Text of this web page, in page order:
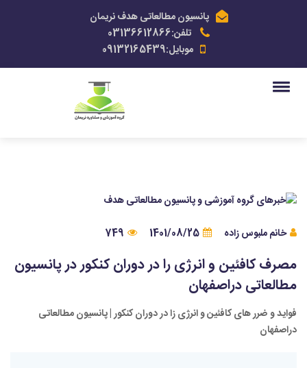
پانسیون مطالعاتی هدف نریمان
تلفن:03136612866
موبایل:09132165439
خانم ملبوس زاده 1401/08/25
749
مصرف کافئین و انرژی را در دوران کنکور در پانسیون
مطالعاتی دراصفهان
فواید و ضرر های کافئین و انرژی زا در دوران کنکور | پانسیون مطالعاتی
دراصفهان